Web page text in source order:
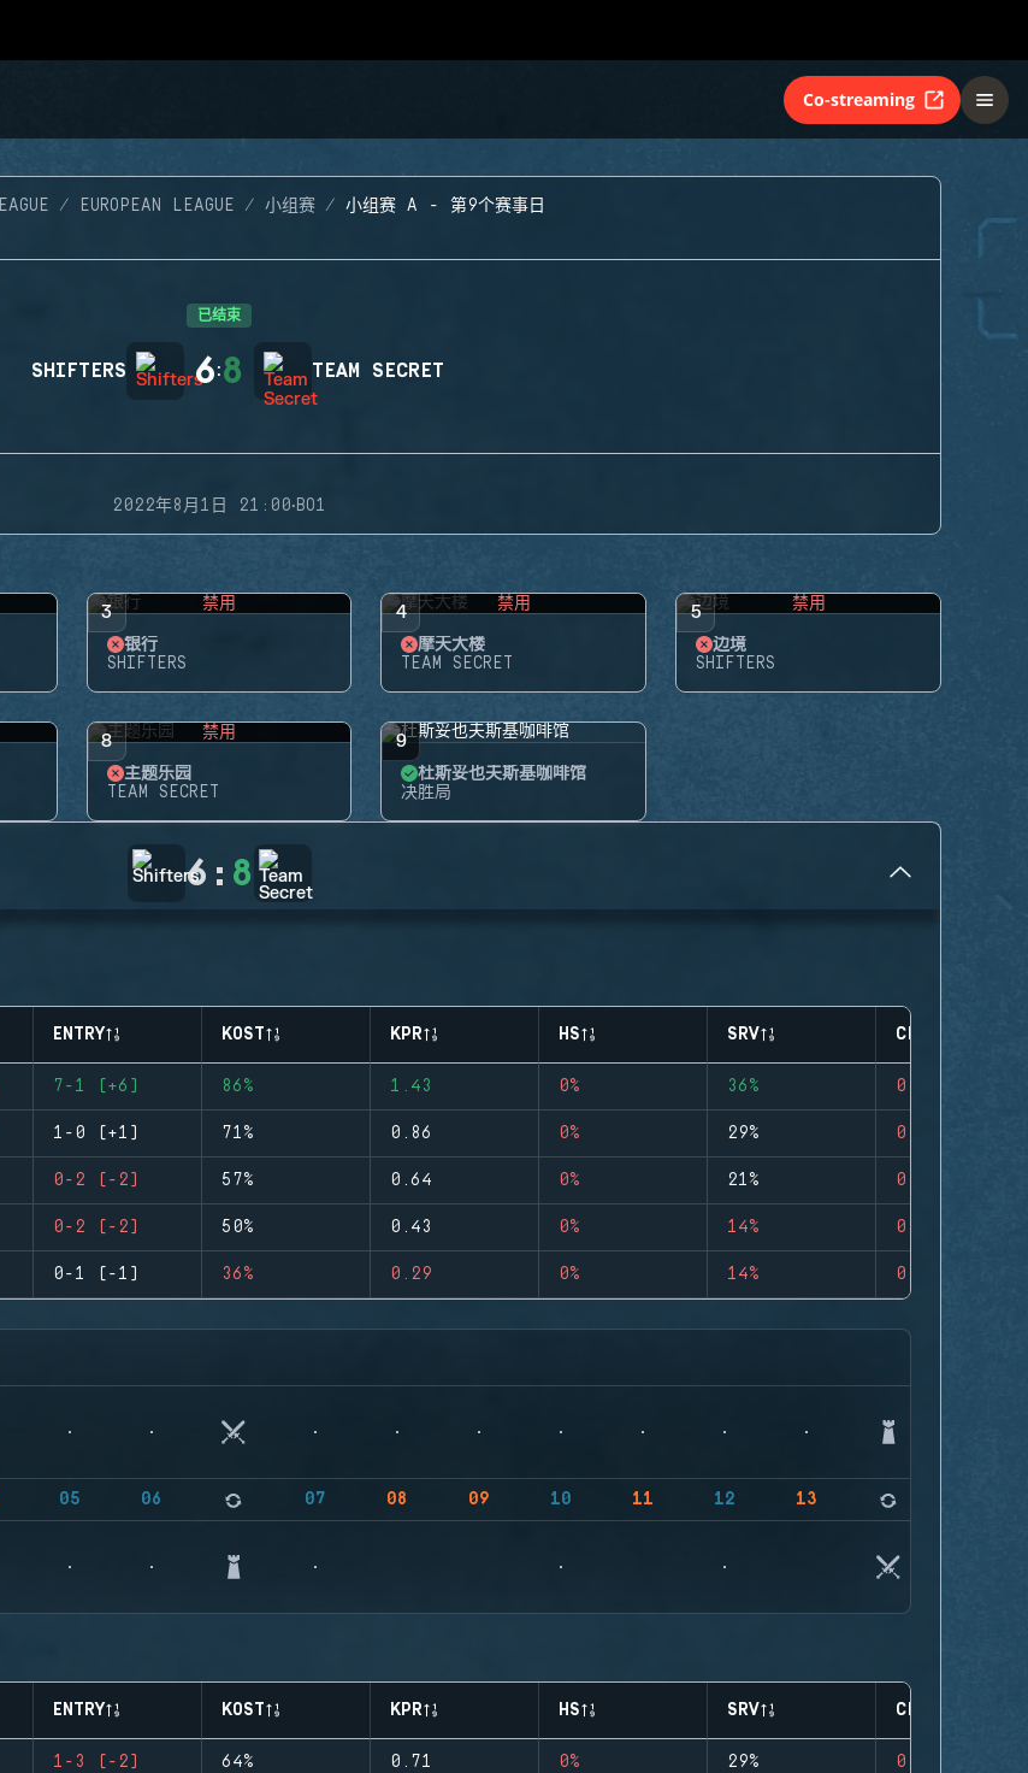
Co-streaming
EUROPEAN LEAGUE 小组赛 小组赛 A - 第9个赛事日
已结束
SHIFTERS 6:8 TEAM SECRET
2022年8月1日 21:00·BO1
3 禁用
银行
SHIFTERS
4 禁用
摩天大楼
TEAM SECRET
5 禁用
边境
SHIFTERS
8 禁用
主题乐园
TEAM SECRET
9
杜斯妥也夫斯基咖啡馆
决胜局
6 : 8
ENTRY KOST KPR HS SRV CLUTCHES
7-1 (+6) 86% 1.43 0% 36% 0
1-0 (+1) 71% 0.86 0% 29% 0
0-2 (-2) 57% 0.64 0% 21% 0
0-2 (-2) 50% 0.43 0% 14% 0
0-1 (-1) 36% 0.29 0% 14% 0
05 06 07 08 09 10 11 12 13
ENTRY KOST KPR HS SRV CLUTCHES
1-3 (-2) 64% 0.71 0% 29% 0